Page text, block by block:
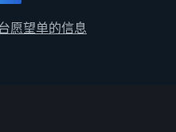
愿望单的信息